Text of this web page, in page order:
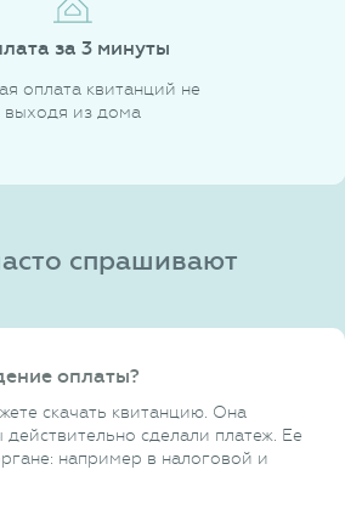
за 3 минуты
оплата квитанций не
выходя из дома
спрашивают
оплаты?
скачать квитанцию. Она
действительно сделали платеж. Ее
например в налоговой и